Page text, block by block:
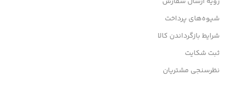
شیوه‌های پرداخت
شرایط بازگرداندن کالا
ثبت شکایت
نظرسنجی مشتریان